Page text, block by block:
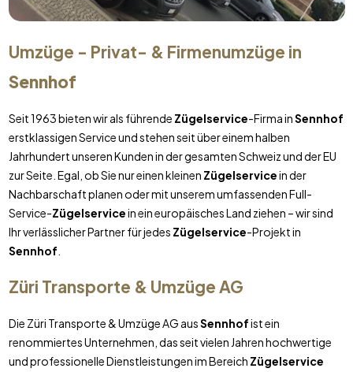
Umzüge - Privat- & Firmenumzüge in
Sennhof
Seit 1963 bieten wir als führende Zügelservice-Firma inSennhof
erstklassigen Service und stehen seit über einem halben
Jahrhundert unseren Kunden in der gesamten Schweiz und der EU
zur Seite. Egal, ob Sie nur einen kleinen Zügelservicein der
Nachbarschaft planen oder mit unserem umfassenden Full-
Service-Zügelservicein ein europäisches Land ziehen – wir sind
Ihr verlässlicher Partner für jedes Zügelservice-Projekt in
Sennhof
Züri Transporte & Umzüge AG
Die Züri Transporte & Umzüge AG ausSennhofist ein
renommiertes Unternehmen, das seit vielen Jahren hochwertige
und professionelle Dienstleistungen im Bereich Zügelservice